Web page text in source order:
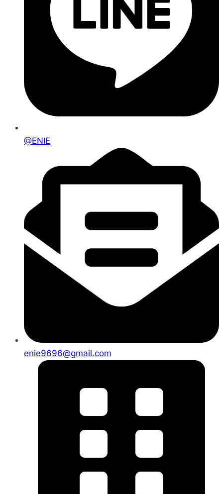
@ENIE
enie9696@gmail.com